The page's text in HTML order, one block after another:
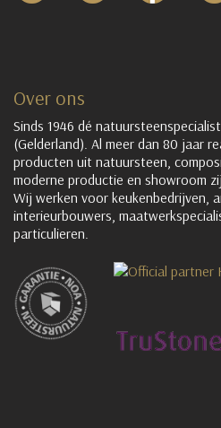
Over ons
Sinds 1946 dé
(Gelderland). Al meer dan 80 jaar
producten uit natuursteen,
moderne productie en showroom
Wij werken voor keukenbedrijven,
interieurbouwers,
particulieren.